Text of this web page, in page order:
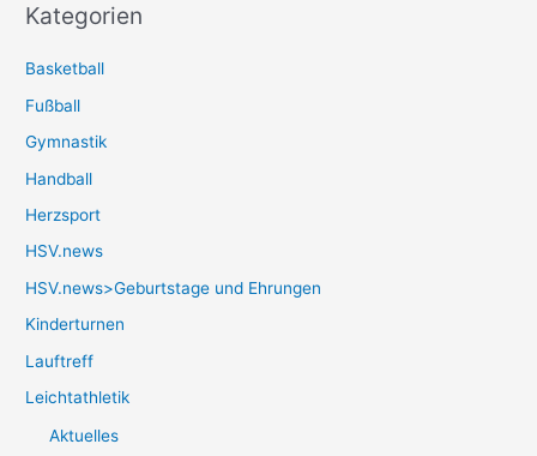
Kategorien
Basketball
Fußball
Gymnastik
Handball
Herzsport
HSV.news
HSV.news>Geburtstage und Ehrungen
Kinderturnen
Lauftreff
Leichtathletik
Aktuelles